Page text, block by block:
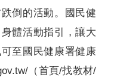
倒的活動。國民健
體活動指引，讓大
至國民健康署健康
（首頁/找教材/